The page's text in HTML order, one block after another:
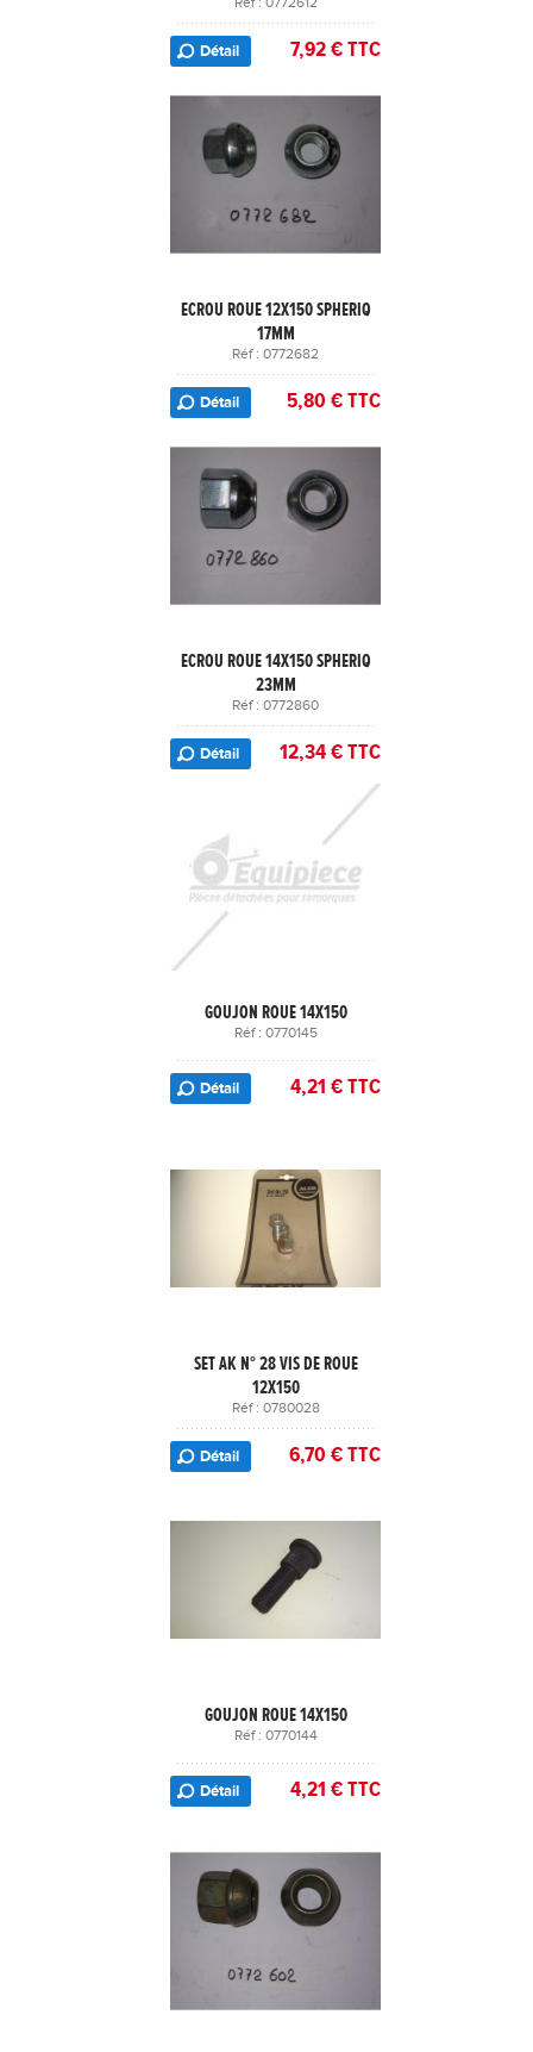
Détail 7,92 € TTC
ECROU ROUE 12X150 SPHERIQ
17MM
Réf : 0772682
Détail 5,80 € TTC
ECROU ROUE 14X150 SPHERIQ
23MM
Réf : 0772860
Détail 12,34 € TTC
GOUJON ROUE 14X150
Réf : 0770145
Détail 4,21 € TTC
SET AK N° 28 VIS DE ROUE
12X150
Réf : 0780028
Détail 6,70 € TTC
GOUJON ROUE 14X150
Réf : 0770144
Détail 4,21 € TTC